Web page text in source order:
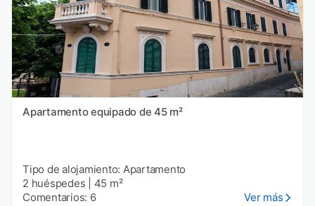
Apartamento equipado de 45 m²
Tipo de alojamiento: Apartamento
2 huéspedes
45 m²
Comentarios: 6
Ver más